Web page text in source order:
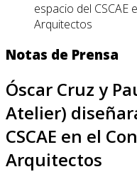
espacio del CSCAE
Arquitectos
Notas de Prensa
Óscar Cruz y
Atelier)
CSCAE en el
Arquitectos